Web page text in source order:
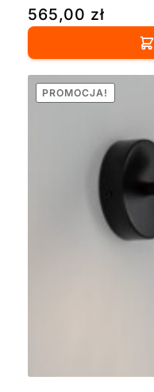
565,00 zł
PROMOCJA!